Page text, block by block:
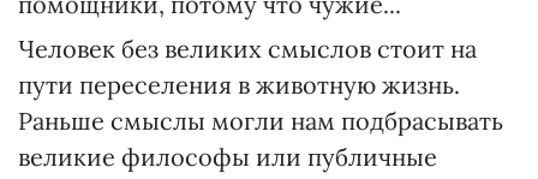
Человек без великих смыслов стоит на
пути переселения в животную жизнь.
Раньше смыслы могли нам подбрасывать
великие философы или публичные